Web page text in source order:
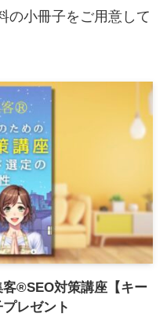
の小冊子をご用意して
®︎SEO対策講座【キー
レゼント